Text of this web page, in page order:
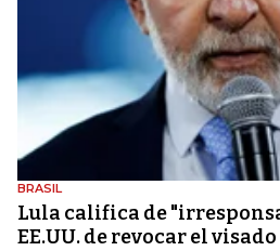
BRASIL
Lula califica de
EE.UU. de revocar el